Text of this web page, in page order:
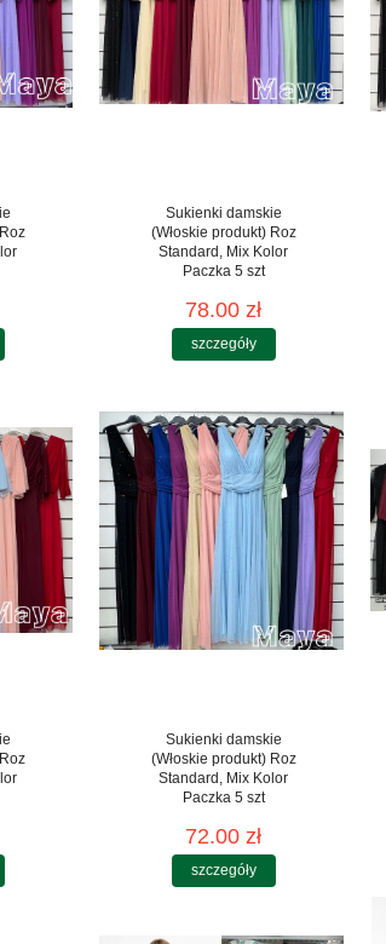
Sukienki damskie
(Włoskie produkt) Roz
Standard, Mix Kolor
Paczka 5 szt
78.00 zł
szczegóły
Sukienki damskie
(Włoskie produkt) Roz
Standard, Mix Kolor
Paczka 5 szt
72.00 zł
szczegóły